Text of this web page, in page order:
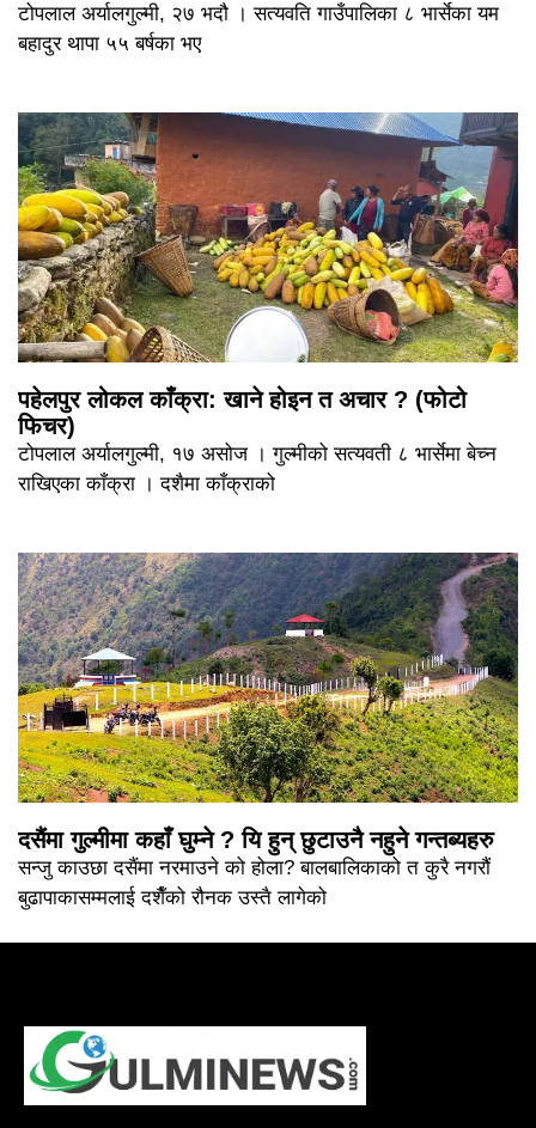
टोपलाल अर्यालगुल्मी, २७ भदौ । सत्यवति गाउँपालिका ८ भार्सेका यम
बहादुर थापा ५५ बर्षका भए
पहेलपुर लोकल काँक्रा: खाने होइन त अचार ? (फोटो
फिचर)
टोपलाल अर्यालगुल्मी, १७ असोज । गुल्मीको सत्यवती ८ भार्सेमा बेच्न
राखिएका काँक्रा । दशैमा काँक्राको
दसैंमा गुल्मीमा कहाँ घुम्ने ? यि हुन् छुटाउनै नहुने गन्तब्यहरु
सन्जु काउछा दसैंमा नरमाउने को होला? बालबालिकाको त कुरै नगरौं
बुढापाकासम्मलाई दशैँको रौनक उस्तै लागेको